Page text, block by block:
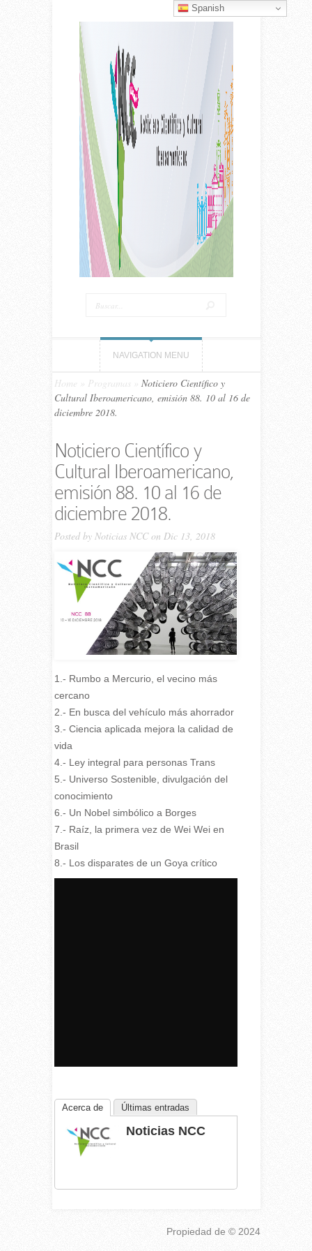
NAVIGATION MENU
Home Programas
Noticiero Científico y
Cultural Iberoamericano, emisión 88. 10 al 16 de
diciembre 2018.
Noticiero Científico y
Cultural Iberoamericano,
emisión 88. 10 al 16 de
diciembre 2018.
Posted by Noticias NCCon Dic 13, 2018
1.- Rumbo a Mercurio, el vecino más
cercano
2.- En busca del vehículo más ahorrador
3.- Ciencia aplicada mejora la calidad de
vida
4.- Ley integral para personas Trans
5.- Universo Sostenible, divulgación del
conocimiento
6.- Un Nobel simbólico a Borges
7.- Raíz, la primera vez de Wei Wei en
Brasil
8.- Los disparates de un Goya crítico
Acerca de Últimas entradas
Noticias NCC
Propiedad de © 2024
Spanish